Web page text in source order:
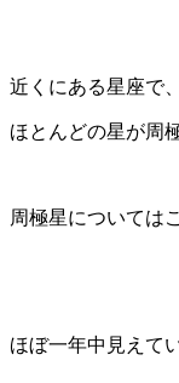
近くにある星座で、
ほとんどの星が周
周極星について
ほぼ一年中見えて